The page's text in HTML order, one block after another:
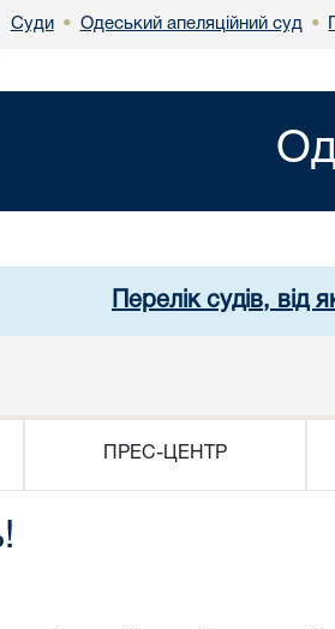
Суди • Одеський апеляційний суд •
Перелік судів, від
ПРЕС-ЦЕНТР